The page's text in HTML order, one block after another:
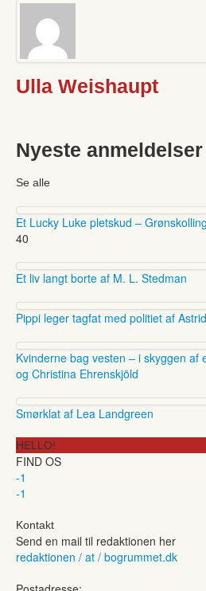
Ulla Weishaupt
Nyeste anmeldelser
Se alle
Et Lucky Luke pletskud –
40
Et liv langt borte af M. L. Stedman
Pippi leger tagfat med politiet af
Kvinderne bag vesten – i skyggen af
og Christina Ehrenskjöld
Smørklat af Lea Landgreen
HELLO!
FIND OS
-1
-1
Kontakt
Send en mail til redaktionen her
redaktionen / at / bogrummet.dk